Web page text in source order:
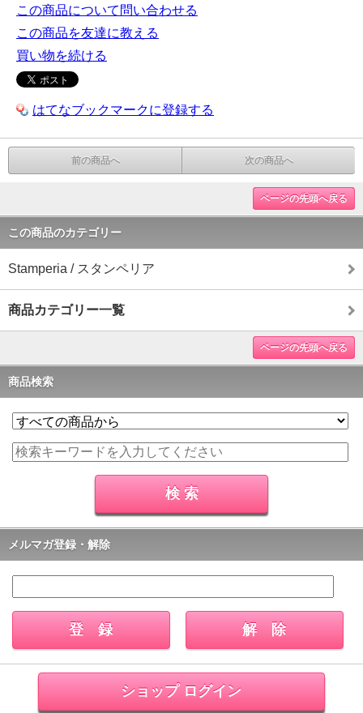
この商品について問い合わせる
この商品を友達に教える
買い物を続ける
はてなブックマークに登録する
前の商品へ 次の商品へ
ページの先頭へ戻る
この商品のカテゴリー
Stamperia / スタンペリア
商品カテゴリー一覧
ページの先頭へ戻る
商品検索
メルマガ登録・解除
ショップ ログイン